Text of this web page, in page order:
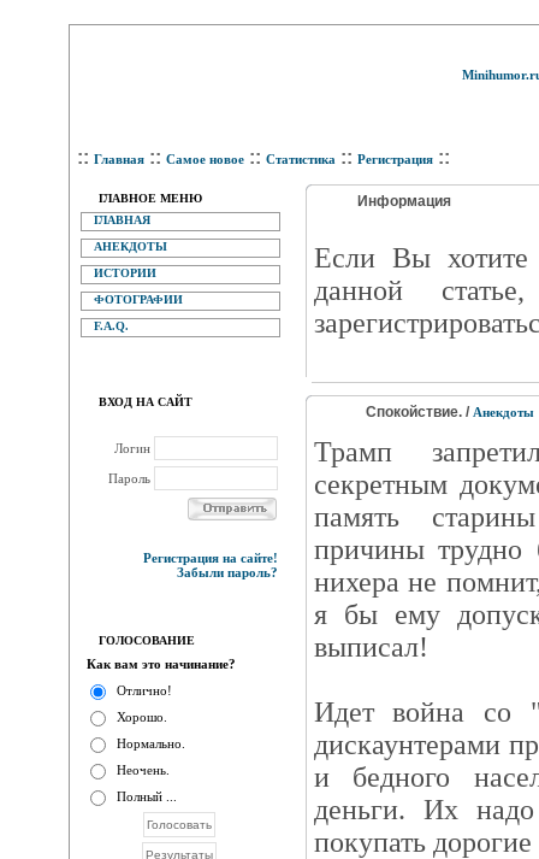
:: Главная :: Самое новое :: Статистика :: Регистрация ::
ГЛАВНОЕ МЕНЮ
ГЛАВНАЯ
АНЕКДОТЫ
ИСТОРИИ
ФОТОГРАФИИ
F.A.Q.
ВХОД НА САЙТ
Логин
Пароль
Регистрация на сайте!
Забыли пароль?
ГОЛОСОВАНИЕ
Как вам это начинание?
Отлично!
Хорошо.
Нормально.
Неочень.
Полный ...
Информация
Eсли Вы хотите
данной
Спокойствие. / Анекдоты
Трамп
секретным
память
причины трудно
нихера не
я бы ему
выписал!
Идет война со
дискаунтерами
и бедного
деньги. Их надо
покупать